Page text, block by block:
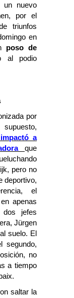
un nuevo
por el
triunfos
en
poso de
al podio
por
a
que
pero no
deportivo,
el
apenas
jefes
Jürgen
suelo. El
segundo,
no
a tiempo
saltar la